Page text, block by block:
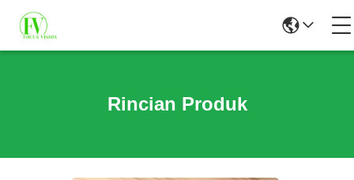
Rincian Produk